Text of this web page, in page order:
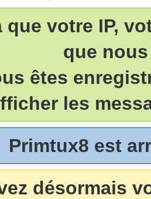
que votre IP,
que
êtes
les
Primtux8 est
désormais